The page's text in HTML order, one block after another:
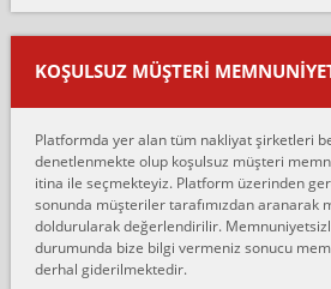
mehmet güldü:
Ankara ALİCANLAR NAKLİYAT Tutarsız ve ticari
var verdikleri fiyat teklifini arttırdılar. Sonrasında
oldukça tutarsı...
Ankara Alicanlar naklyat tel 5465524025. 2600
Konya ya Alicanlar naklyat la anlaştık bu şahıs evin
fiyatın mazoto gele...
Fatih kokmese:
Diyarbakır dan eşyamı getirtmek için anlaştım
Son anda fiyat artırdılar.. mecburiyetten tasittim.. bu
KOŞULSUZ MÜŞTERI
Platformda yer alan tüm nakliyat şirketleri
denetlenmekte olup koşulsuz müşteri
itina ile seçmekteyiz. Platform üzerinden
sonunda müşteriler tarafımızdan aranarak
doldurularak değerlendirilir.
durumunda bize bilgi vermeniz sonucu
derhal giderilmektedir.